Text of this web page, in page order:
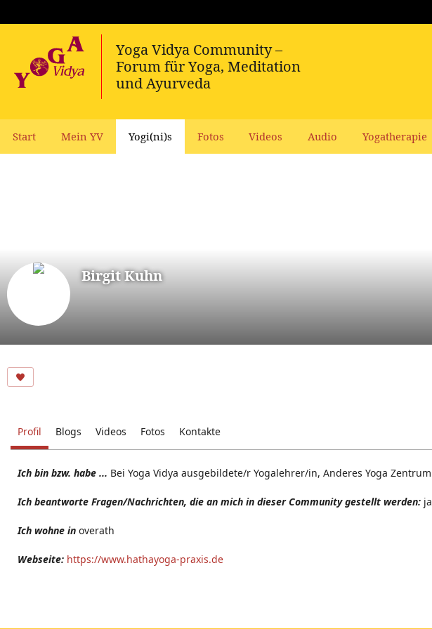
Start Mein YV Yogi(ni)s Fotos Videos Audio Yogatherapie
Birgit Kuhn
Profil Blogs Videos Fotos Kontakte
Ich bin bzw. habe ... Bei Yoga Vidya ausgebildete/r Yogalehrer/in, Anderes Yoga Zentrum
Ich beantworte Fragen/Nachrichten, die an mich in dieser Community gestellt werden: ja
Ich wohne in overath
Webseite: https://www.hathayoga-praxis.de